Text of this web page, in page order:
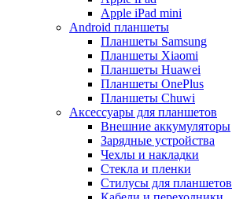
Apple iPad mini
Android планшеты
Планшеты Samsung
Планшеты Xiaomi
Планшеты Huawei
Планшеты OnePlus
Планшеты Chuwi
Аксессуары для планшетов
Внешние аккумуляторы
Зарядные устройства
Чехлы и накладки
Стекла и пленки
Стилусы для планшетов